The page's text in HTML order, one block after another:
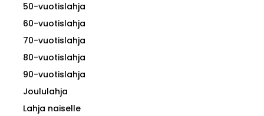
50-vuotislahja
60-vuotislahja
70-vuotislahja
80-vuotislahja
90-vuotislahja
Joululahja
Lahja naiselle